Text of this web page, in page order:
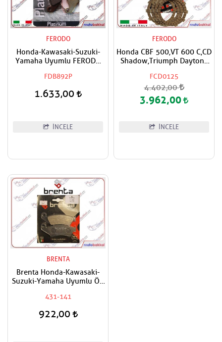
FERODO
Honda-Kawasaki-Suzuki-
Yamaha Uyumlu FERODO
Balatası
FDB892P
1.633,00
İNCELE
FERODO
Honda CBF 500,VT 600 C,CD
Shadow,Triumph Daytona
Balata Takımı
FCD0125
4.402,00
3.962,00
İNCELE
BRENTA
Brenta Honda-Kawasaki-
Suzuki-Yamaha Uyumlu Ön
431-141
922,00